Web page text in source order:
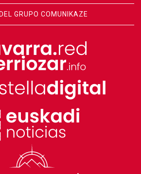
GRUPO COMUNIKAZE